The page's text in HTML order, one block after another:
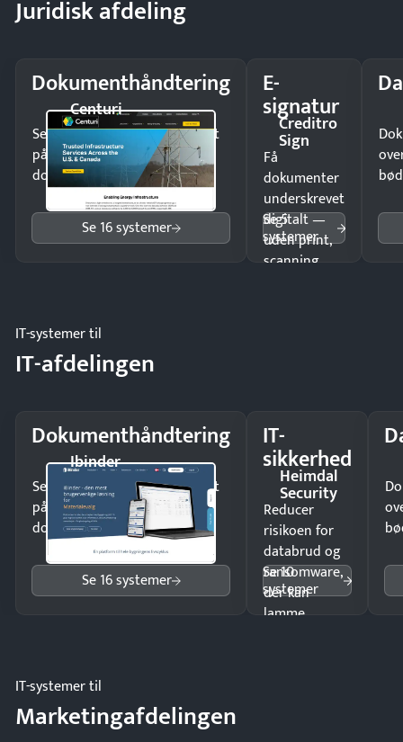
Juridisk afdeling
Dokumenthåndtering
Centuri
Send kontrakter til underskrift
på minutter og mist ingen
dokumenter.
Se 16 systemer
E-
signatur
Creditro
Sign
Få
dokumenter
underskrevet
digitalt —
uden print,
scanning
Se 5
systemer
IT-systemer til
IT-afdelingen
Dokumenthåndtering
Ibinder
Send kontrakter til underskrift
på minutter og mist ingen
dokumenter.
Se 16 systemer
IT-
sikkerhed
Heimdal
Security
Reducer
risikoen for
databrud og
ransomware,
der kan
lamme
Se 10
systemer
IT-systemer til
Marketingafdelingen